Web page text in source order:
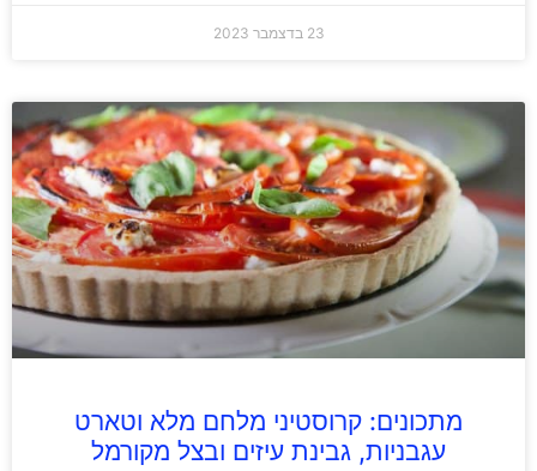
23 בדצמבר 2023
מתכונים: קרוסטיני מלחם מלא וטארט
עגבניות, גבינת עיזים ובצל מקורמל